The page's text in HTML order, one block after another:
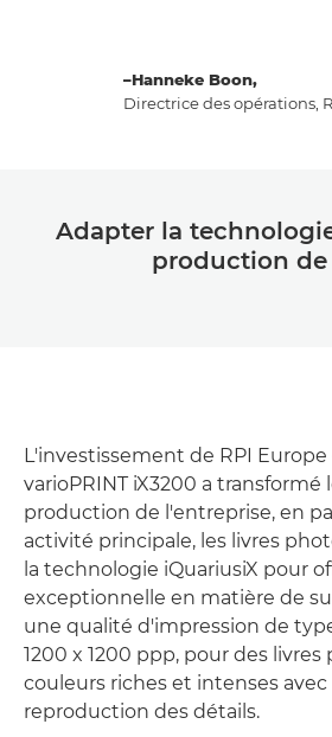
–Hanneke Boon,
Directrice des opérations,
Adapter la
production
L'investissement de RPI Europe
varioPRINT iX3200 a transformé
production de l'entreprise, en
activité principale, les livres
la technologie iQuariusiX pour
exceptionnelle en matière de
une qualité d'impression de
1200 x 1200 ppp, pour des livres
couleurs riches et intenses
reproduction des détails.